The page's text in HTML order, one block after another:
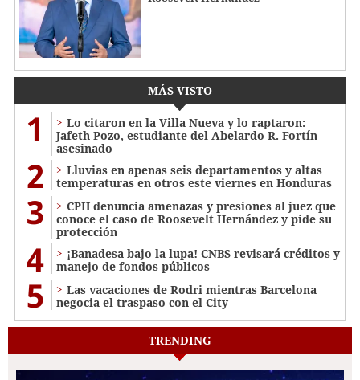
MÁS VISTO
1
Lo citaron en la Villa Nueva y lo raptaron:
Jafeth Pozo, estudiante del Abelardo R. Fortín
asesinado
2
Lluvias en apenas seis departamentos y altas
temperaturas en otros este viernes en Honduras
3
CPH denuncia amenazas y presiones al juez que
conoce el caso de Roosevelt Hernández y pide su
protección
4
¡Banadesa bajo la lupa! CNBS revisará créditos y
manejo de fondos públicos
5
Las vacaciones de Rodri mientras Barcelona
negocia el traspaso con el City
TRENDING